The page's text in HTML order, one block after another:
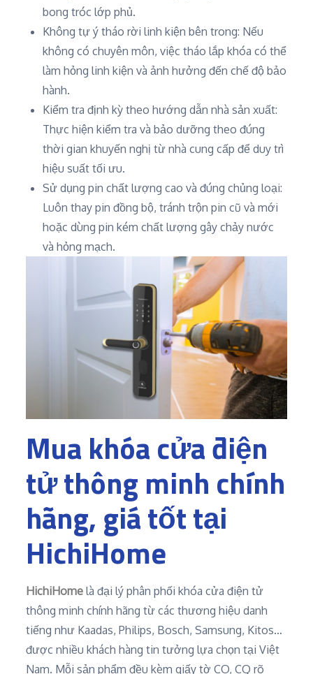
bong tróc lớp phủ.
Không tự ý tháo rời linh kiện bên trong: Nếu
không có chuyên môn, việc tháo lắp khóa có thể
làm hỏng linh kiện và ảnh hưởng đến chế độ bảo
hành.
Kiểm tra định kỳ theo hướng dẫn nhà sản xuất:
Thực hiện kiểm tra và bảo dưỡng theo đúng
thời gian khuyến nghị từ nhà cung cấp để duy trì
hiệu suất tối ưu.
Sử dụng pin chất lượng cao và đúng chủng loại:
Luôn thay pin đồng bộ, tránh trộn pin cũ và mới
hoặc dùng pin kém chất lượng gây chảy nước
và hỏng mạch.
Mua khóa cửa điện
tử thông minh chính
hãng, giá tốt tại
HichiHome
HichiHome là đại lý phân phối khóa cửa điện tử
thông minh chính hãng từ các thương hiệu danh
tiếng như Kaadas, Philips, Bosch, Samsung, Kitos…
được nhiều khách hàng tin tưởng lựa chọn tại Việt
Nam. Mỗi sản phẩm đều kèm giấy tờ CO, CQ rõ